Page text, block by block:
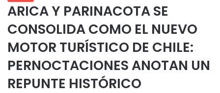
ARICA Y PARINACOTA SE
CONSOLIDA COMO EL NUEVO
MOTOR TURÍSTICO DE CHILE:
PERNOCTACIONES ANOTAN UN
REPUNTE HISTÓRICO